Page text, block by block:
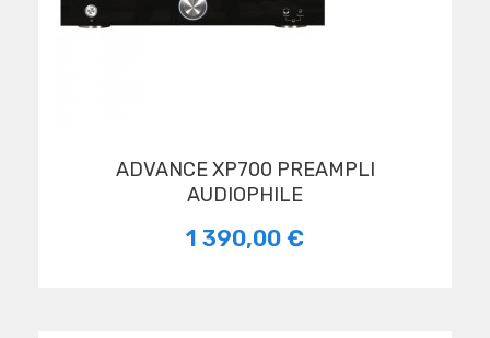
ADVANCE XP700 PREAMPLI
AUDIOPHILE
1 390,00 €